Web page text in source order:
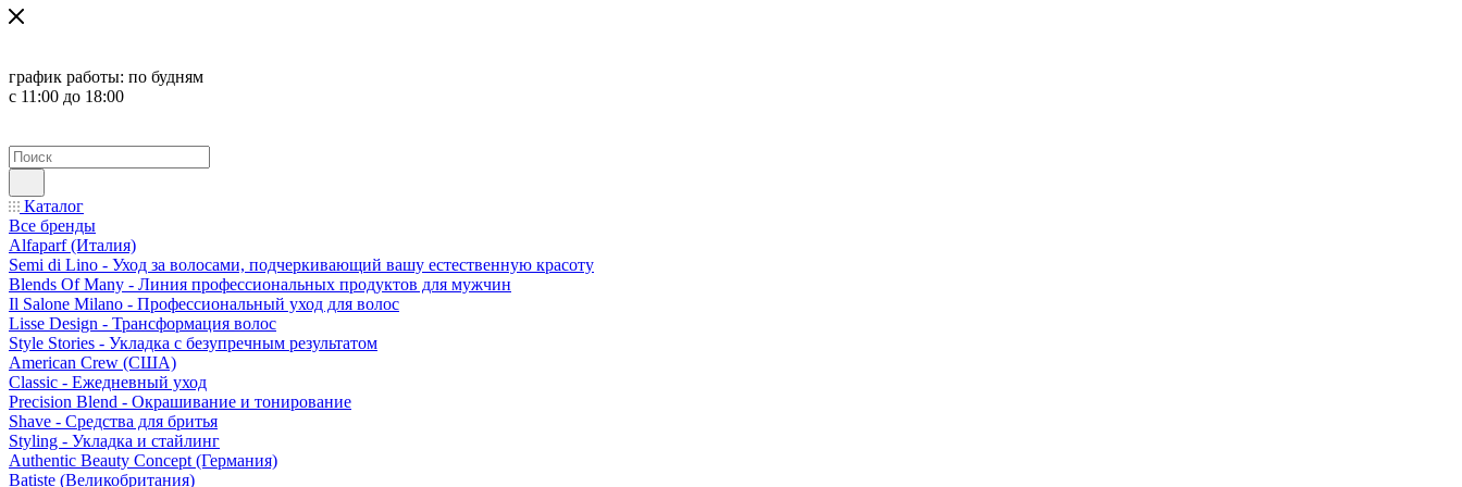
график работы: по будням
с 11:00 до 18:00
Каталог
Все бренды
Alfaparf (Италия)
Semi di Lino - Уход за волосами, подчеркивающий вашу естественную красоту
Blends Of Many - Линия профессиональных продуктов для мужчин
Il Salone Milano - Профессиональный уход для волос
Lisse Design - Трансформация волос
Style Stories - Укладка с безупречным результатом
American Crew (США)
Classic - Ежедневный уход
Precision Blend - Окрашивание и тонирование
Shave - Средства для бритья
Styling - Укладка и стайлинг
Authentic Beauty Concept (Германия)
Batiste (Великобритания)